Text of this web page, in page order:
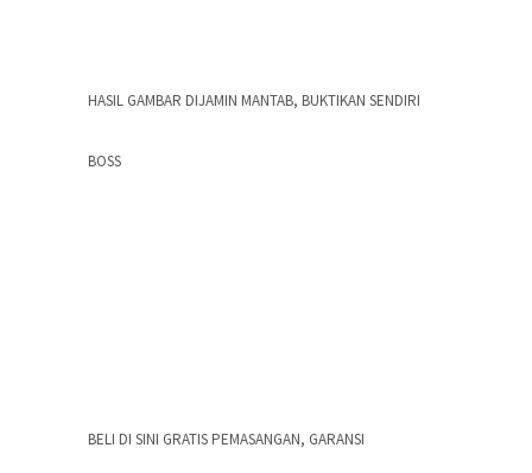
HASIL GAMBAR DIJAMIN MANTAB, BUKTIKAN SENDIRI
BOSS
BELI DI SINI GRATIS PEMASANGAN, GARANSI